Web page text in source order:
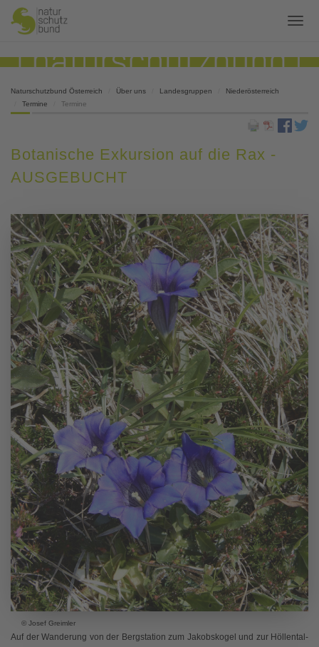
Naturschutzbund Österreich Über uns Landesgruppen
Niederösterreich
Termine
Termine
Botanische Exkursion auf die Rax -
AUSGEBUCHT
© Josef Greimler
Auf der Wanderung von der Bergstation zum Jakobskogel und zur Höllental-